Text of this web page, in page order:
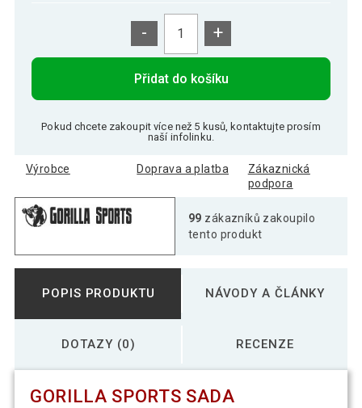
- +
Přidat do košíku
Pokud chcete zakoupit více než 5 kusů, kontaktujte prosím
naší infolinku.
Výrobce Doprava a platba
Zákaznická
podpora
99 zákazníků zakoupilo
tento produkt
POPIS PRODUKTU NÁVODY A ČLÁNKY
DOTAZY (0) RECENZE
GORILLA SPORTS SADA